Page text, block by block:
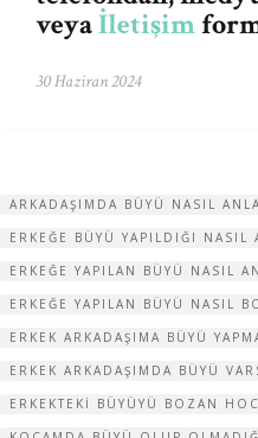
veyaİletişim
30 Haziran 2024
ARKADAŞIMDA BÜYÜ NASIL
ERKEĞE BÜYÜ YAPILDIĞI NASIL
ERKEĞE YAPILAN BÜYÜ NASIL
ERKEĞE YAPILAN BÜYÜ NASIL
ERKEK ARKADAŞIMA BÜYÜ
ERKEK ARKADAŞIMDA BÜYÜ
ERKEKTEKI BÜYÜYÜ BOZAN